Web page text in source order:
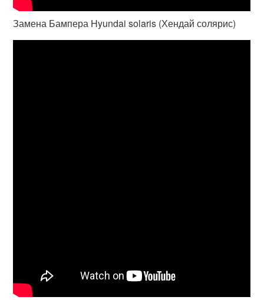
Замена Бампера Hyundai solaris (Хендай солярис)